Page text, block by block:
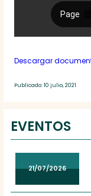
Descargar
Publicado: 10 julio, 2021
EVENTOS
21/07/2026